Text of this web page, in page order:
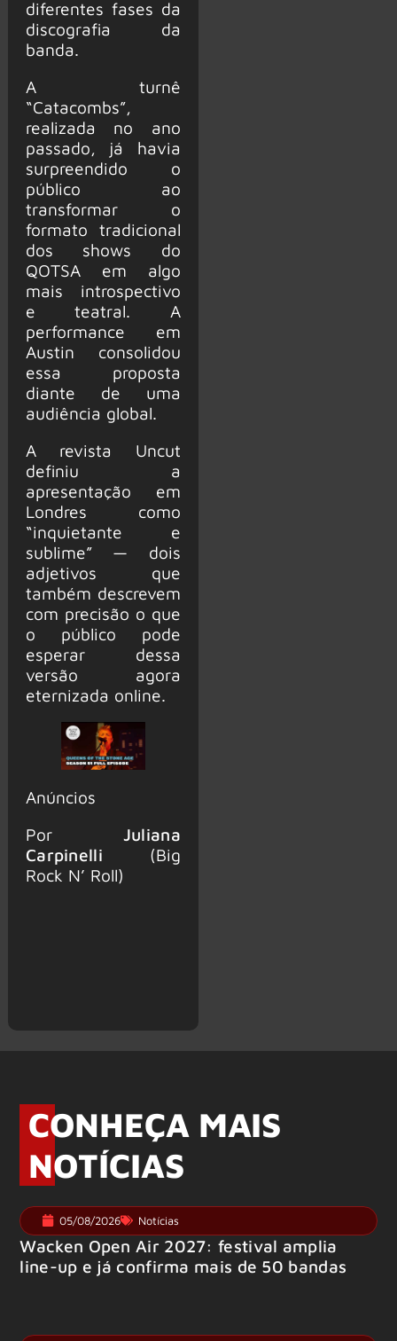
diferentes fases da
discografia da
banda.
A turnê
“Catacombs”,
realizada no ano
passado, já havia
surpreendido o
público ao
transformar o
formato tradicional
dos shows do
QOTSA em algo
mais introspectivo
e teatral. A
performance em
Austin consolidou
essa proposta
diante de uma
audiência global.
A revista Uncut
definiu a
apresentação em
Londres como
“inquietante e
sublime” — dois
adjetivos que
também descrevem
com precisão o que
o público pode
esperar dessa
versão agora
eternizada online.
Anúncios
Por Juliana
Carpinelli (Big
Rock N’ Roll)
CONHEÇA MAIS
NOTÍCIAS
05/08/2026 Notícias
Wacken Open Air 2027: festival amplia
line-up e já confirma mais de 50 bandas